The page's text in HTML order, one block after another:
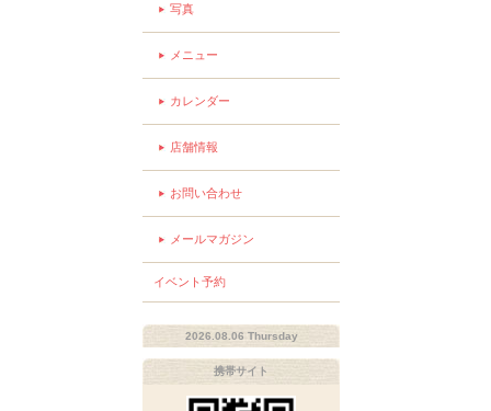
写真
メニュー
カレンダー
店舗情報
お問い合わせ
メールマガジン
イベント予約
2026.08.06 Thursday
携帯サイト